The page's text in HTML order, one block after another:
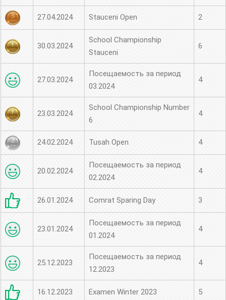
27.04.2024 Stauceni Open 2
30.03.2024
School Championship
Stauceni
6
27.03.2024
Посещаемость за период
03.2024
4
23.03.2024
School Championship Number
6
4
24.02.2024 Tusah Open 4
20.02.2024
Посещаемость за период
02.2024
4
26.01.2024 Comrat Sparing Day 3
23.01.2024
Посещаемость за период
01.2024
4
25.12.2023
Посещаемость за период
12.2023
4
16.12.2023 Examen Winter 2023 5